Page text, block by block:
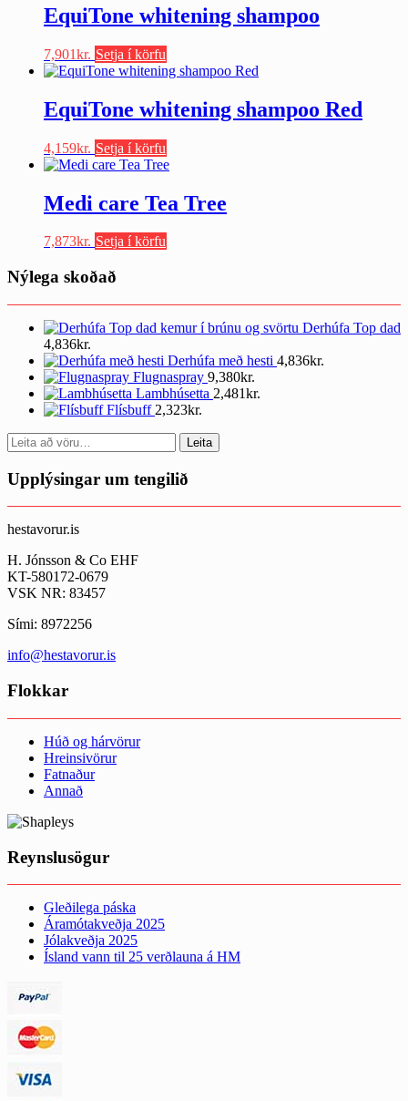
through
10,230kr.
multiple
variants.
may
chosen
on
EquiTone whitening shampoo
7,901kr. Setja í körfu
EquiTone whitening shampoo Red
4,159kr. Setja í körfu
Medi care Tea Tree
7,873kr. Setja í körfu
Nýlega skoðað
Derhúfa Top dad
4,836kr.
Derhúfa með hesti 4,836kr.
Flugnaspray 9,380kr.
Lambhúsetta 2,481kr.
Flísbuff 2,323kr.
Search
for:
Leita
Upplýsingar um tengilið
hestavorur.is
H. Jónsson & Co EHF
KT-580172-0679
VSK NR: 83457
Sími: 8972256
info@hestavorur.is
Flokkar
Húð og hárvörur
Hreinsivörur
Fatnaður
Annað
Reynslusögur
Gleðilega páska
Áramótakveðja 2025
Jólakveðja 2025
Ísland vann til 25 verðlauna á HM